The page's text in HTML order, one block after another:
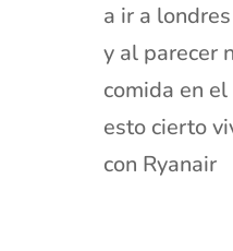
a ir a
y al parecer
comida en
esto cierto
con Ryanair